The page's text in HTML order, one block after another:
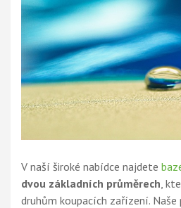
V naší široké nabídce najdete
dvou základních průměrech ,
druhům koupacích zařízení.